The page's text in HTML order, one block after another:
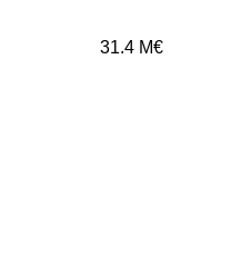
31.4 M€